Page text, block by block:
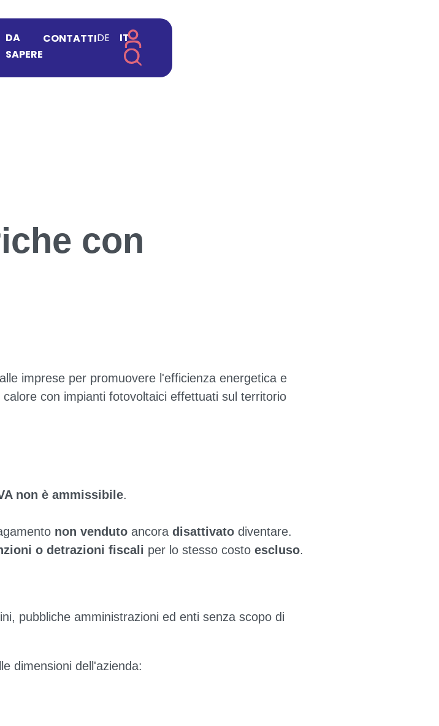
DA
SAPERE
CONTATTIDE IT
con
imprese per promuovere l'efficienza energetica e
con impianti fotovoltaici effettuati sul territorio
non è ammissibile.
non vendutoancora disattivatodiventare.
o detrazioni fiscali per lo stesso costo escluso.
pubbliche amministrazioni ed enti senza scopo di
dimensioni dell'azienda: